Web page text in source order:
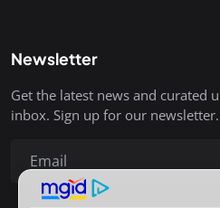
Newsletter
Get the latest news and curated
inbox. Sign up for our newsletter.